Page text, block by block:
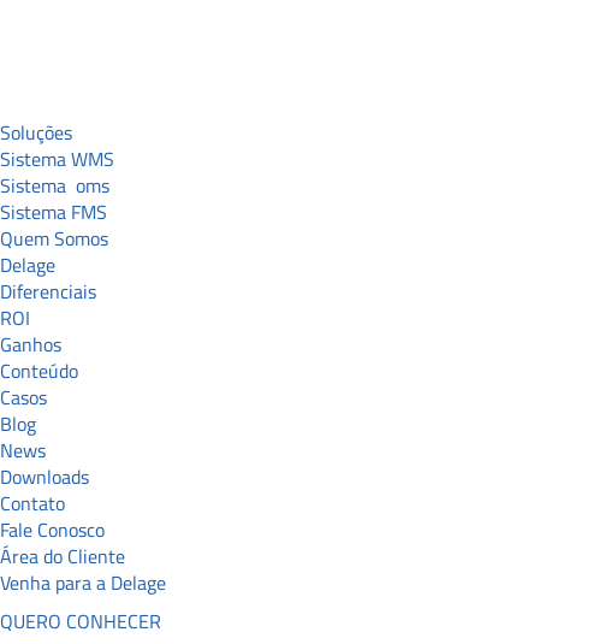
Soluções
Sistema WMS
Sistema oms
Sistema FMS
Quem Somos
Delage
Diferenciais
ROI
Ganhos
Conteúdo
Casos
Blog
News
Downloads
Contato
Fale Conosco
Área do Cliente
Venha para a Delage
QUERO CONHECER